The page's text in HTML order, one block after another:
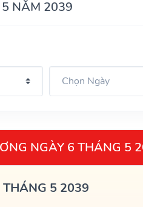
NĂM 2039
NGÀY 6 THÁNG 5
THÁNG 5 2039